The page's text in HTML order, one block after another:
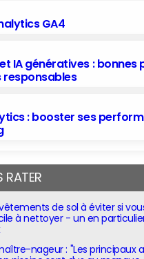
GA4
IA génératives : bonnes
responsables
: booster ses
RATER
de sol à éviter si
à nettoyer - un en
nageur : "Les principaux